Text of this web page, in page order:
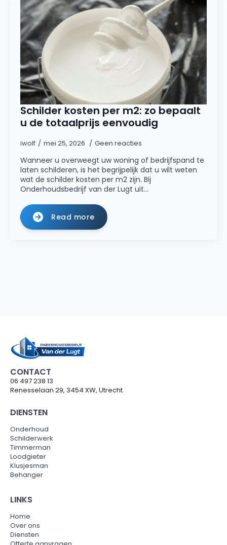
Schilder kosten per m2: zo bepaalt
u de totaalprijs eenvoudig
iwolf mei 25, 2026 Geen reacties
Wanneer u overweegt uw woning of bedrijfspand te
laten schilderen, is het begrijpelijk dat u wilt weten
wat de schilder kosten per m2 zijn. Bij
Onderhoudsbedrijf van der Lugt uit…
Read more
CONTACT
06 497 238 13
Renesselaan 29, 3454 XW, Utrecht
DIENSTEN
Onderhoud
Schilderwerk
Timmerman
Loodgieter
Klusjesman
Behanger
LINKS
Home
Over ons
Diensten